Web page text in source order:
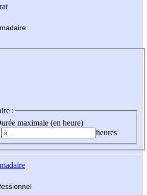
madaire
:
maximale (en heure)
heures